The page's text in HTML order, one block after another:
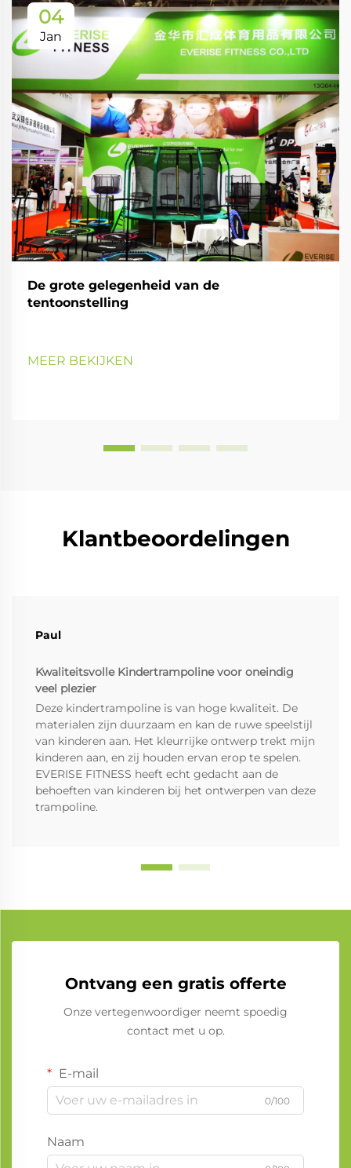
04
Jan
De grote gelegenheid van de
tentoonstelling
MEER BEKIJKEN
Klantbeoordelingen
Paul
Kwaliteitsvolle Kindertrampoline voor oneindig
veel plezier
Deze kindertrampoline is van hoge kwaliteit. De
materialen zijn duurzaam en kan de ruwe speelstijl
van kinderen aan. Het kleurrijke ontwerp trekt mijn
kinderen aan, en zij houden ervan erop te spelen.
EVERISE FITNESS heeft echt gedacht aan de
behoeften van kinderen bij het ontwerpen van deze
trampoline.
Ontvang een gratis offerte
Onze vertegenwoordiger neemt spoedig
contact met u op.
E-mail
0/100
Naam